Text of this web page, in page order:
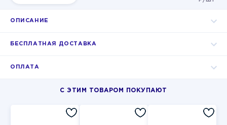
ОПИСАНИЕ
БЕСПЛАТНАЯ ДОСТАВКА
ОПЛАТА
С ЭТИМ ТОВАРОМ ПОКУПАЮТ